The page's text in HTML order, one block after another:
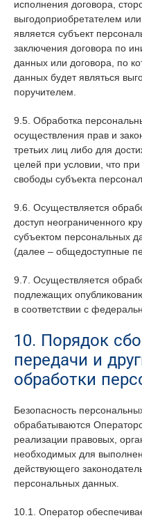
исполнения договора,
выгодоприобретателем
является субъект
заключения договора по
данных или договора, по
данных будет являться
поручителем.
9.5. Обработка
осуществления прав и
третьих лиц либо для
целей при условии, что
свободы субъекта
9.6. Осуществляется
доступ неограниченного
субъектом персональных
(далее – общедоступные
9.7. Осуществляется
подлежащих
в соответствии с
10. Порядок
передачи и
обработки
Безопасность
обрабатываются
реализации правовых,
необходимых для
действующего
персональных данных.
10.1. Оператор